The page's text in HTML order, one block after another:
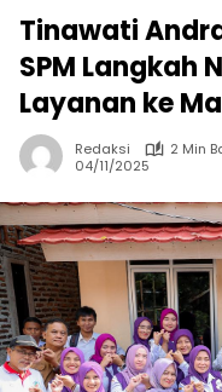
Tinawati
SPM Langkah
Layanan ke
Redaksi
2 Min
04/11/2025